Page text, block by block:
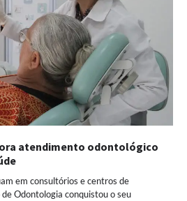
atendimento odontológico
em consultórios e centros de
Odontologia conquistou o seu